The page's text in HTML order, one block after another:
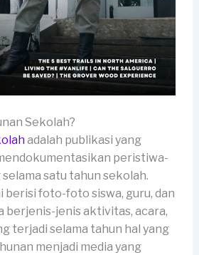
Sekolah?
adalah publikasi yang
peristiwa-
satu tahun sekolah.
berisi foto-foto siswa, guru, dan
berjenis-jenis aktivitas, acara,
terjadi selama tahun hal yang
menjadi media yang